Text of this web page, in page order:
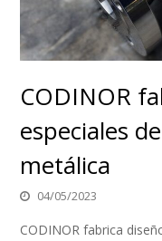
CODINOR
especiales
metálica
04/05/2023
CODINOR fabrica